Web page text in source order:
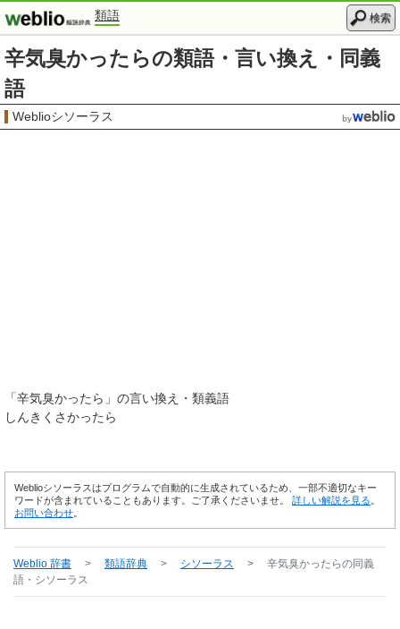
類語 検索
辛気臭かったらの類語・言い換え・同義
語
Weblioシソーラス
「辛気臭かったら 」の言い換え・類義語
しんきくさかったら
Weblioシソーラスはプログラムで自動的に生成されているため、一部不適切なキー
ワードが含まれていることもあります。ご了承くださいませ。 詳しい解説を見る
お問い合わせ
Weblio 辞書 > 類語辞典 > シソーラス > 辛気臭かったらの同義
語・シソーラス